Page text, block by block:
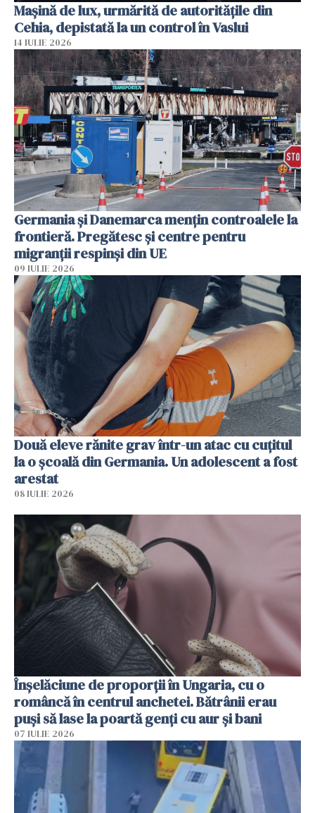
Mașină de lux, urmărită de autoritățile din
Cehia, depistată la un control în Vaslui
14 IULIE 2026
Germania și Danemarca mențin controalele la
frontieră. Pregătesc și centre pentru
migranții respinși din UE
09 IULIE 2026
Două eleve rănite grav într-un atac cu cuțitul
la o școală din Germania. Un adolescent a fost
arestat
08 IULIE 2026
Înșelăciune de proporții în Ungaria, cu o
româncă în centrul anchetei. Bătrânii erau
puși să lase la poartă genți cu aur și bani
07 IULIE 2026